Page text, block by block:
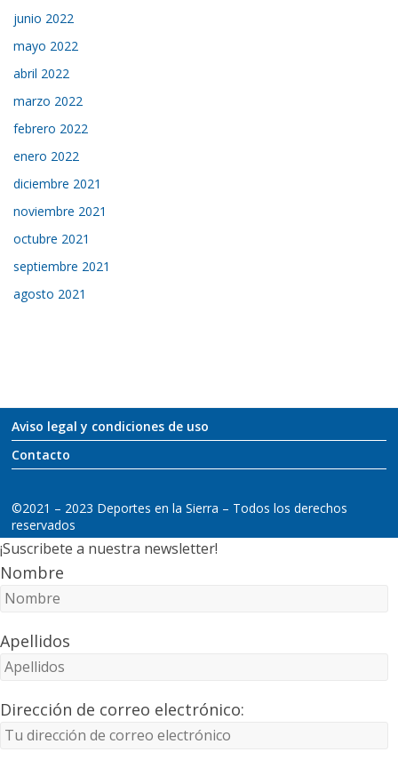
junio 2022
mayo 2022
abril 2022
marzo 2022
febrero 2022
enero 2022
diciembre 2021
noviembre 2021
octubre 2021
septiembre 2021
agosto 2021
Aviso legal y condiciones de uso
Contacto
©2021 – 2023 Deportes en la Sierra – Todos los derechos
reservados
¡Suscribete a nuestra newsletter!
Nombre
Apellidos
Dirección de correo electrónico: